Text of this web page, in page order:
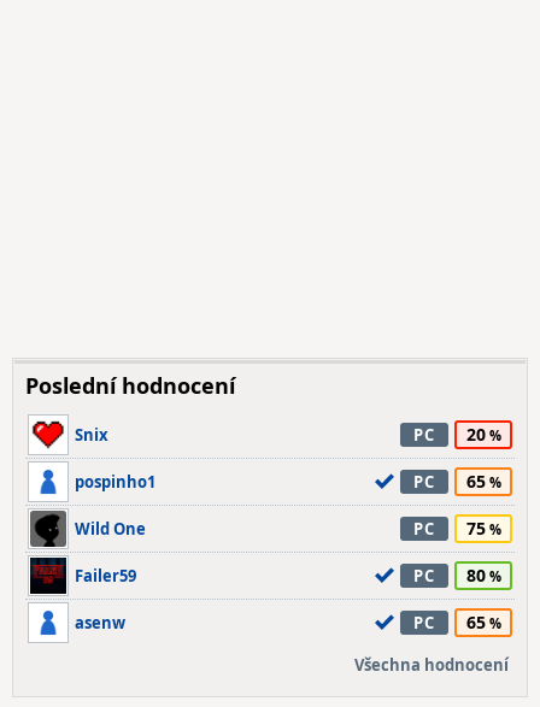
Poslední hodnocení
Snix PC 20
pospinho1 PC 65
Wild One PC 75
Failer59 PC 80
asenw PC 65
Všechna hodnocení